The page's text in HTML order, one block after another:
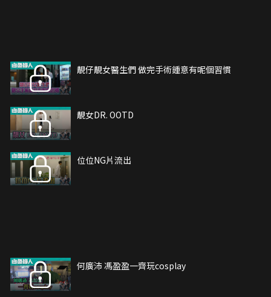
靚仔靚女醫生們 做完手術鍾意有呢個習慣
靚女DR. OOTD
位位NG片流出
何廣沛 馮盈盈一齊玩cosplay